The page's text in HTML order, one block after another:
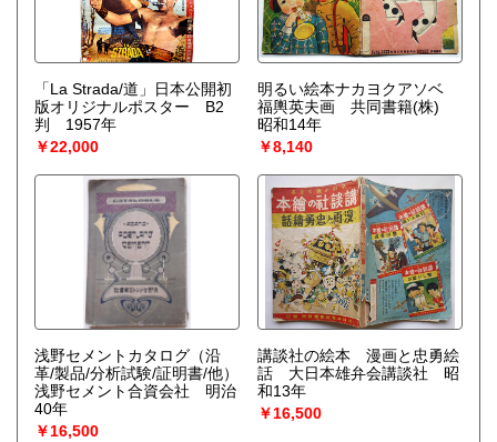
「La Strada/道」日本公開初
版オリジナルポスター B2
判 1957年
￥22,000
明るい絵本ナカヨクアソベ
福輿英夫画 共同書籍(株)
昭和14年
￥8,140
浅野セメントカタログ（沿
革/製品/分析試験/証明書/他）
浅野セメント合資会社 明治
40年
￥16,500
講談社の絵本 漫画と忠勇絵
話 大日本雄弁会講談社 昭
和13年
￥16,500